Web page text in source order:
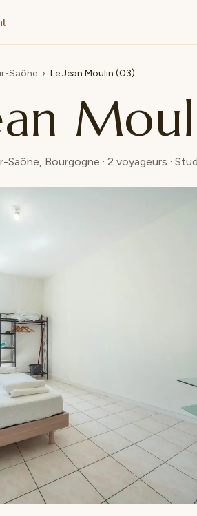
Saône › Le Jean Moulin (03)
Saône, Bourgogne · 2 voyageurs ·